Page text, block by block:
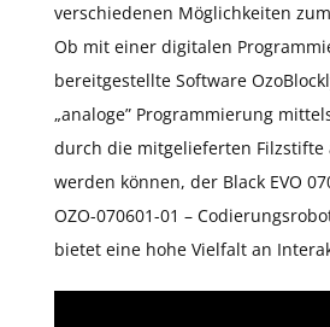
verschiedenen Möglichkeiten
Ob mit einer digitalen
bereitgestellte Software
„analoge” Programmierung
durch die mitgelieferten Filzstifte
werden können, der Black EVO
OZO-070601-01 –
bietet eine hohe Vielfalt an